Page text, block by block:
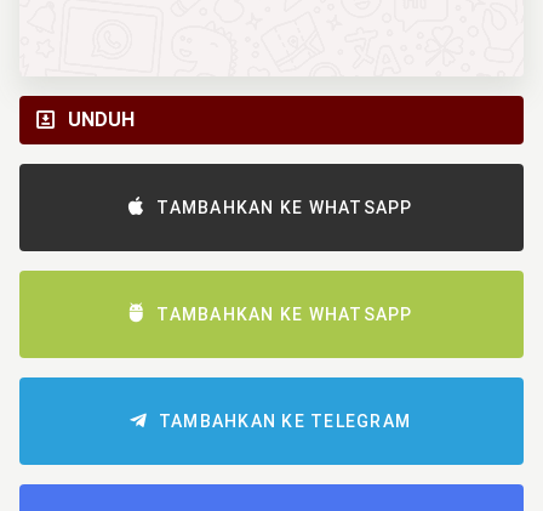
UNDUH
TAMBAHKAN KE WHATSAPP
TAMBAHKAN KE WHATSAPP
TAMBAHKAN KE TELEGRAM